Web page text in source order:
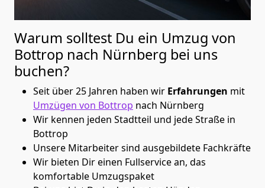
Warum solltest Du ein Umzug von
Bottrop nach Nürnberg bei uns
buchen?
Seit über 25 Jahren haben wir Erfahrungen mit
Umzügen von Bottrop nach Nürnberg
Wir kennen jeden Stadtteil und jede Straße in
Bottrop
Unsere Mitarbeiter sind ausgebildete Fachkräfte
Wir bieten Dir einen Fullservice an, das
komfortable Umzugspaket